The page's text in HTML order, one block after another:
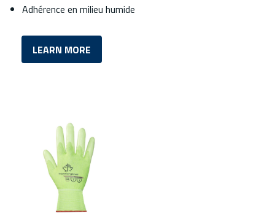
Adhérence en milieu humide
LEARN MORE